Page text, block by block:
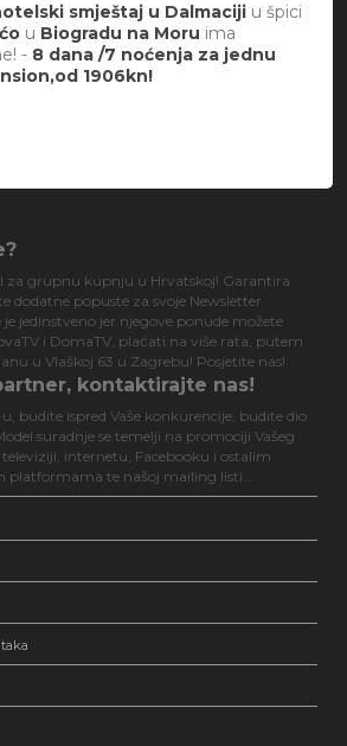
smještaj u Dalmaciji u špici
u Biogradu na Moru ima
- 8 dana /7 noćenja za jednu
1906kn!
za grupnu kupnju u Hrvatskoj! Garantira
dodatne popuste za svoje Newsletter
jedinstveno jer njegove ponude možete
i DomaTV, plaćati na više rata, putem
u Vlaškoj 63 u Zagrebu! Posjetite nas!
kontaktirajte nas!
budite ispred Vaše konkurencije, budite dio
suradnje se temelji na promociji Vašeg
internetu, Facebooku i ostalim
te našoj mailing listi...